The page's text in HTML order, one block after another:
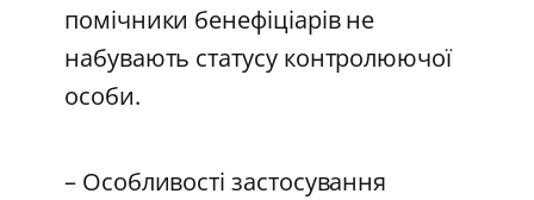
помічники бенефіціарів не
набувають статусу контролюючої
особи.
– Особливості застосування